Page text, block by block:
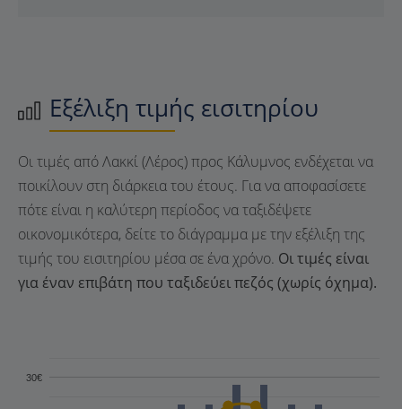
Εξέλιξη τιμής εισιτηρίου
Οι τιμές από Λακκί (Λέρος) προς Κάλυμνος ενδέχεται να
ποικίλουν στη διάρκεια του έτους. Για να αποφασίσετε
πότε είναι η καλύτερη περίοδος να ταξιδέψετε
οικονομικότερα, δείτε το διάγραμμα με την εξέλιξη της
τιμής του εισιτηρίου μέσα σε ένα χρόνο. Οι τιμές είναι
για έναν επιβάτη που ταξιδεύει πεζός (χωρίς όχημα).
30€